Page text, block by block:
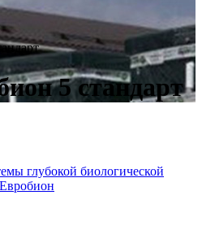
5 стандарт
глубокой биологической